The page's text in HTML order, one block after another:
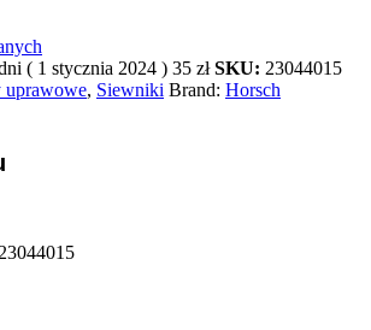
( 1 stycznia 2024 ) 35 zł SKU: 23044015
uprawowe, Siewniki Brand: Horsch